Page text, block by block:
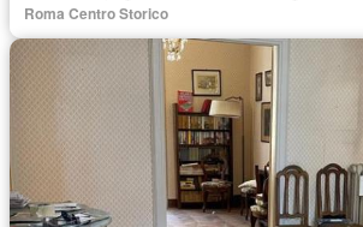
Roma Centro Storico